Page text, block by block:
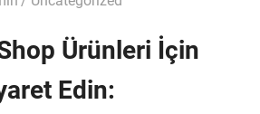
Ürünleri İçin
Edin: